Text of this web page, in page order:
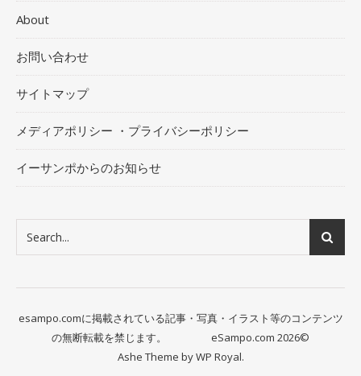
About
お問い合わせ
サイトマップ
メディアポリシー ・プライバシーポリシー
イーサンポからのお知らせ
esampo.comに掲載されている記事・写真・イラスト等のコンテンツ
の無断転載を禁じます。 eSampo.com 2026©
Ashe Theme byWP Royal.